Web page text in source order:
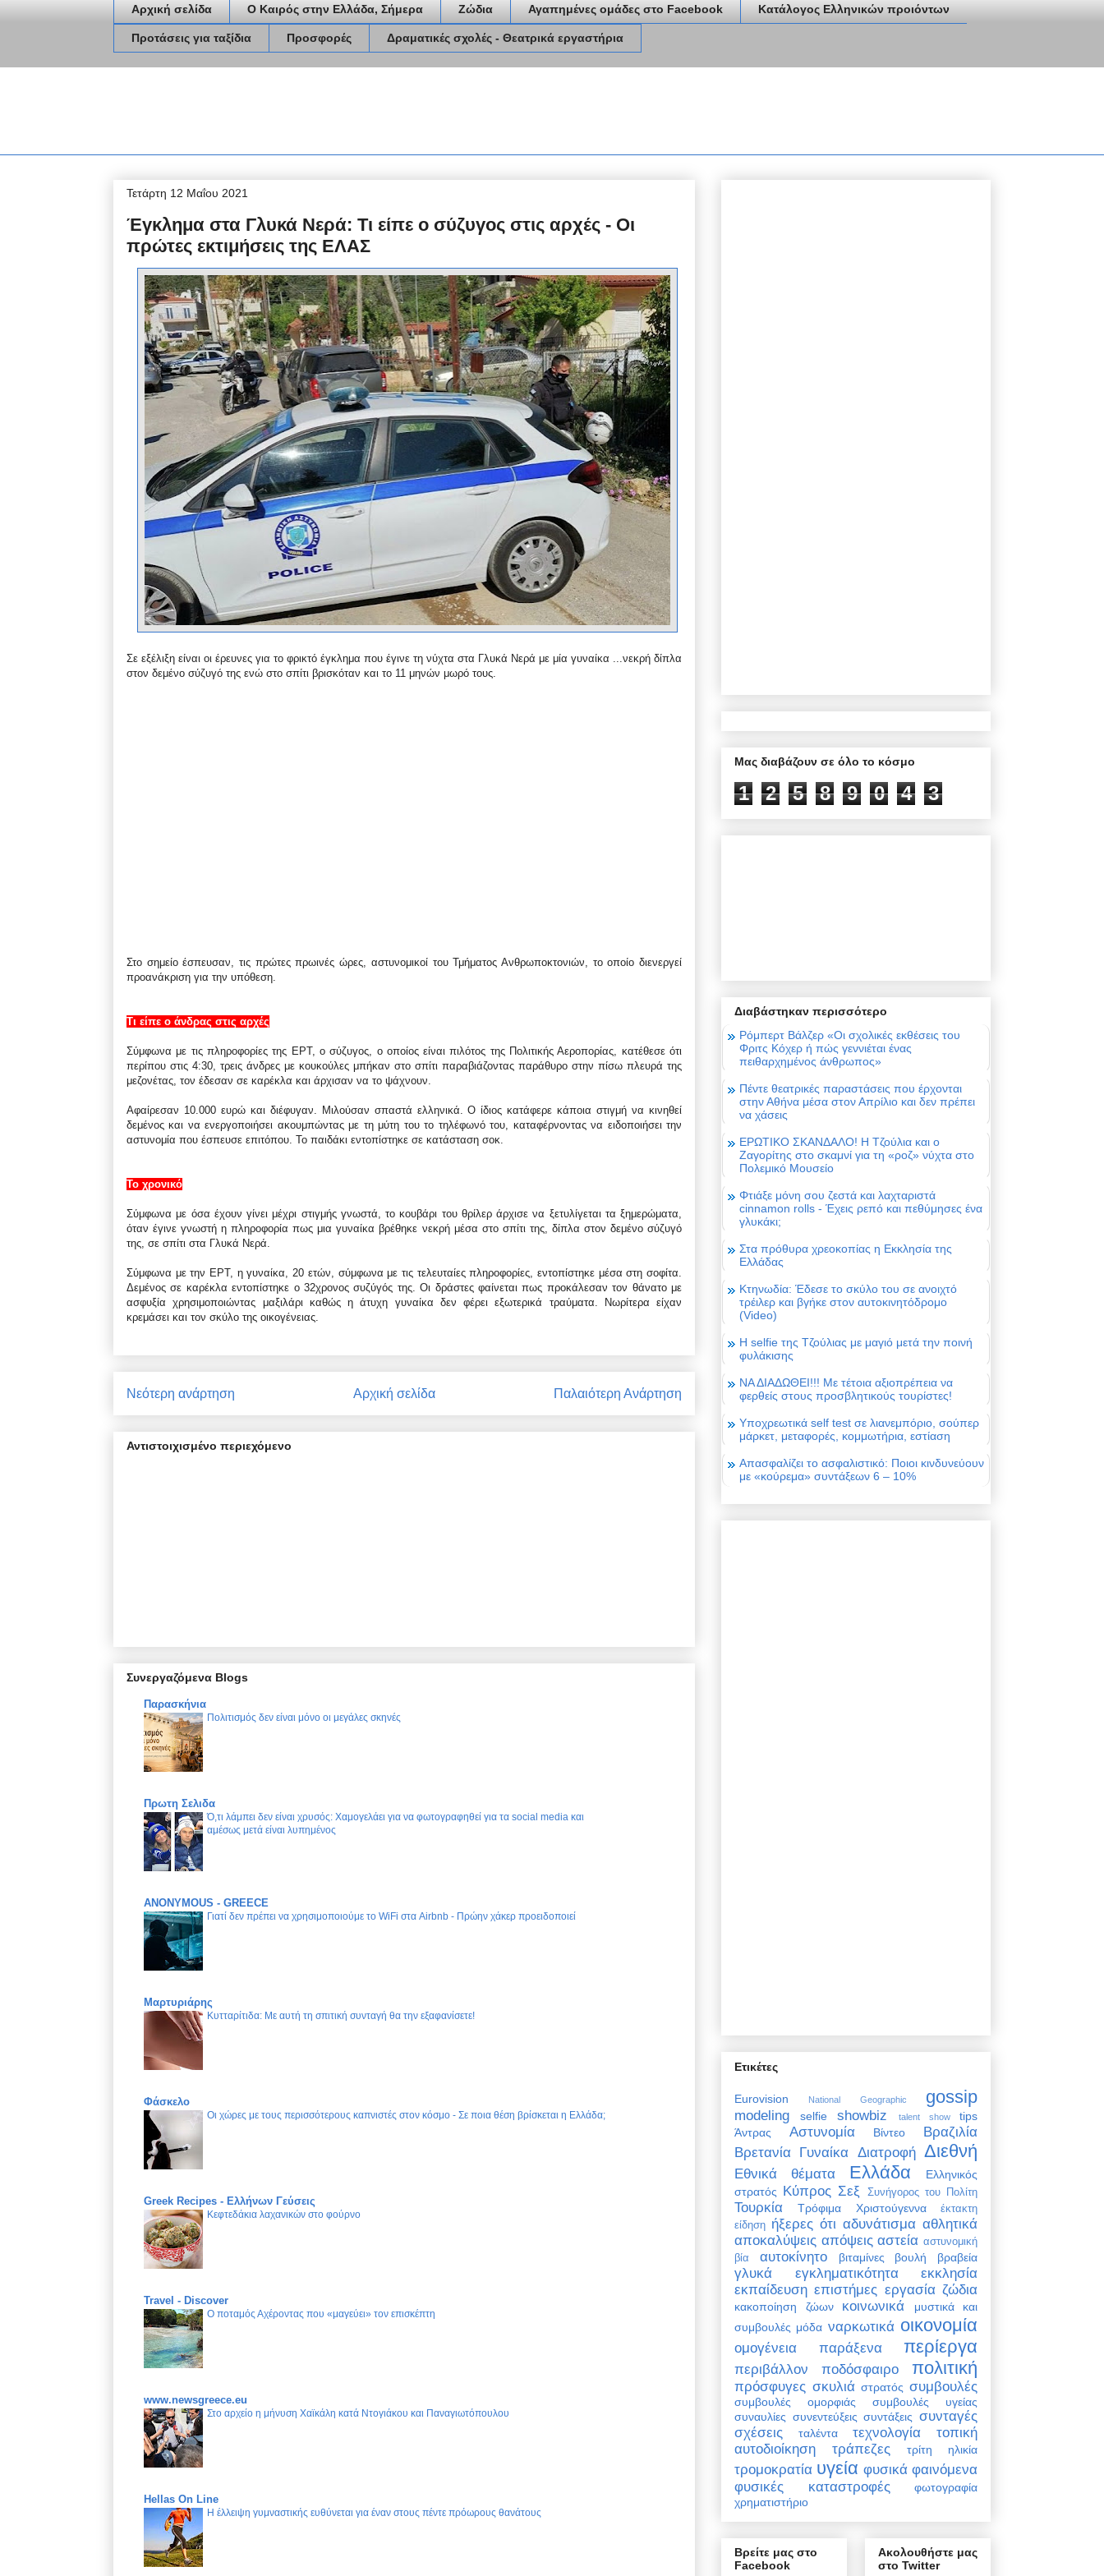
Αρχική σελίδα Ο Καιρός στην Ελλάδα, Σήμερα Ζώδια Αγαπημένες ομάδες στο Facebook Κατάλογος Ελληνικών προιόντων
Προτάσεις για ταξίδια Προσφορές Δραματικές σχολές - Θεατρικά εργαστήρια
Τετάρτη 12 Μαΐου 2021
Έγκλημα στα Γλυκά Νερά: Τι είπε ο σύζυγος στις αρχές - Οι
πρώτες εκτιμήσεις της ΕΛΑΣ
Σε εξέλιξη είναι οι έρευνες για το φρικτό έγκλημα που έγινε τη νύχτα στα Γλυκά Νερά με μία γυναίκα ... νεκρή δίπλα
στον δεμένο σύζυγό της ενώ στο σπίτι βρισκόταν και το 11 μηνών μωρό τους.
Στο σημείο έσπευσαν, τις πρώτες πρωινές ώρες, αστυνομικοί του Τμήματος Ανθρωποκτονιών, το οποίο διενεργεί
προανάκριση για την υπόθεση.
Τι είπε ο άνδρας στις αρχές
Σύμφωνα με τις πληροφορίες της ΕΡΤ, ο σύζυγος, ο οποίος είναι πιλότος της Πολιτικής Αεροπορίας, κατέθεσε ότι
περίπου στις 4:30, τρεις άνδρες με κουκούλες μπήκαν στο σπίτι παραβιάζοντας παράθυρο στην πίσω πλευρά της
μεζονέτας, τον έδεσαν σε καρέκλα και άρχισαν να το ψάχνουν.
Αφαίρεσαν 10.000 ευρώ και διέφυγαν. Μιλούσαν σπαστά ελληνικά. Ο ίδιος κατάφερε κάποια στιγμή να κινηθεί
δεμένος και να ενεργοποιήσει ακουμπώντας με τη μύτη του το τηλέφωνό του, καταφέρνοντας να ειδοποιήσει την
αστυνομία που έσπευσε επιτόπου. Το παιδάκι εντοπίστηκε σε κατάσταση σοκ.
Το χρονικό
Σύμφωνα με όσα έχουν γίνει μέχρι στιγμής γνωστά, το κουβάρι του θρίλερ άρχισε να ξετυλίγεται τα ξημερώματα,
όταν έγινε γνωστή η πληροφορία πως μια γυναίκα βρέθηκε νεκρή μέσα στο σπίτι της, δίπλα στον δεμένο σύζυγό
της, σε σπίτι στα Γλυκά Νερά.
Σύμφωνα με την ΕΡΤ, η γυναίκα, 20 ετών, σύμφωνα με τις τελευταίες πληροφορίες, εντοπίστηκε μέσα στη σοφίτα.
Δεμένος σε καρέκλα εντοπίστηκε ο 32χρονος συζύγός της. Οι δράστες φαίνεται πως προκάλεσαν τον θάνατο με
ασφυξία χρησιμοποιώντας μαξιλάρι καθώς η άτυχη γυναίκα δεν φέρει εξωτερικά τραύματα. Νωρίτερα είχαν
κρεμάσει και τον σκύλο της οικογένειας.
Νεότερη ανάρτηση Παλαιότερη Ανάρτηση
Αρχική σελίδα
Αντιστοιχισμένο περιεχόμενο
Συνεργαζόμενα Blogs
Παρασκήνια
Πολιτισμός δεν είναι μόνο οι μεγάλες σκηνές
Πρωτη Σελιδα
Ό,τι λάμπει δεν είναι χρυσός: Χαμογελάει για να φωτογραφηθεί για τα social media και
αμέσως μετά είναι λυπημένος
ANONYMOUS - GREECE
Γιατί δεν πρέπει να χρησιμοποιούμε το WiFi στα Airbnb - Πρώην χάκερ προειδοποιεί
Μαρτυριάρης
Κυτταρίτιδα: Με αυτή τη σπιτική συνταγή θα την εξαφανίσετε!
Φάσκελο
Οι χώρες με τους περισσότερους καπνιστές στον κόσμο - Σε ποια θέση βρίσκεται η Ελλάδα;
Greek Recipes - Ελλήνων Γεύσεις
Κεφτεδάκια λαχανικών στο φούρνο
Travel - Discover
Ο ποταμός Αχέροντας που «μαγεύει» τον επισκέπτη
www.newsgreece.eu
Στο αρχείο η μήνυση Χαϊκάλη κατά Ντογιάκου και Παναγιωτόπουλου
Hellas On Line
Η έλλειψη γυμναστικής ευθύνεται για έναν στους πέντε πρόωρους θανάτους
Μας διαβάζουν σε όλο το κόσμο
1 2 5 8 9 0 4 3
Διαβάστηκαν περισσότερο
Ρόμπερτ Βάλζερ «Οι σχολικές εκθέσεις του
Φριτς Κόχερ ή πώς γεννιέται ένας
πειθαρχημένος άνθρωπος»
Πέντε θεατρικές παραστάσεις που έρχονται
στην Αθήνα μέσα στον Απρίλιο και δεν πρέπει
να χάσεις
ΕΡΩΤΙΚΟ ΣΚΑΝΔΑΛΟ! Η Τζούλια και ο
Ζαγορίτης στο σκαμνί για τη «ροζ» νύχτα στο
Πολεμικό Μουσείο
Φτιάξε μόνη σου ζεστά και λαχταριστά
cinnamon rolls - Έχεις ρεπό και πεθύμησες ένα
γλυκάκι;
Στα πρόθυρα χρεοκοπίας η Εκκλησία της
Ελλάδας
Κτηνωδία: Έδεσε το σκύλο του σε ανοιχτό
τρέιλερ και βγήκε στον αυτοκινητόδρομο
(Video)
Η selfie της Τζούλιας με μαγιό μετά την ποινή
φυλάκισης
ΝΑ ΔΙΑΔΩΘΕΙ!!! Με τέτοια αξιοπρέπεια να
φερθείς στους προσβλητικούς τουρίστες!
Υποχρεωτικά self test σε λιανεμπόριο, σούπερ
μάρκετ, μεταφορές, κομμωτήρια, εστίαση
Απασφαλίζει το ασφαλιστικό: Ποιοι κινδυνεύουν
με «κούρεμα» συντάξεων 6 – 10%
Ετικέτες
Eurovision National Geographic gossip
modeling selfie showbiz talent show
tips
Άντρας
Αστυνομία Βίντεο
Βραζιλία
Βρετανία Γυναίκα Διατροφή Διεθνή
Εθνικά θέματα Ελλάδα
Ελληνικός
στρατός Κύπρος Σεξ Συνήγορος του Πολίτη
Τουρκία Τρόφιμα Χριστούγεννα
έκτακτη
είδηση ήξερες ότι αδυνάτισμα αθλητικά
αποκαλύψεις απόψεις αστεία αστυνομική
βία
αυτοκίνητο βιταμίνες βουλή βραβεία
γλυκά εγκληματικότητα
εκκλησία
εκπαίδευση επιστήμες εργασία ζώδια
κακοποίηση ζώων κοινωνικά
μυστικά και
συμβουλές μόδα ναρκωτικά οικονομία
ομογένεια παράξενα περίεργα
περιβάλλον ποδόσφαιρο πολιτική
πρόσφυγες σκυλιά στρατός συμβουλές
συμβουλές ομορφιάς
συμβουλές υγείας
συναυλίες συνεντεύξεις συντάξεις συνταγές
σχέσεις
ταλέντα τεχνολογία
τοπική
αυτοδιοίκηση
τράπεζες τρίτη ηλικία
τρομοκρατία υγεία φυσικά φαινόμενα
φυσικές καταστροφές
φωτογραφία
χρηματιστήριο
Βρείτε μας στο
Facebook
Ακολουθήστε μας
στο Twitter